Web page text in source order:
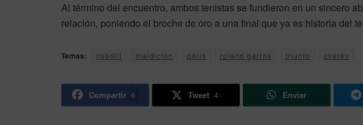
Al término del encuentro, ambos tenistas se fundieron en un sincero
relación, poniendo el broche de oro a una final que ya es historia del
Temas: cobolli maldicion paris roland garros triunfo zverev
Compartir 6 Tweet 4 Enviar